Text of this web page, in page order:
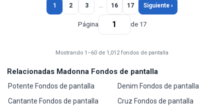
1 2 3 … 16 17 Siguiente ›
Página de 17
Mostrando 1–60 de 1,012 fondos de pantalla
Relacionadas Madonna Fondos de pantalla
Potente Fondos de pantalla
Cantante Fondos de pantalla
Denim Fondos de pantalla
Cruz Fondos de pantalla